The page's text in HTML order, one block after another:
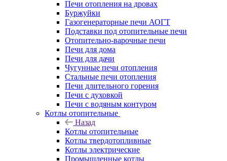
Печи отопления на дровах
Буржуйки
Газогенераторные печи АОГТ
Подставки под отопительные печи
Отопительно-варочные печи
Печи для дома
Печи для дачи
Чугунные печи отопления
Стальные печи отопления
Печи длительного горения
Печи с духовкой
Печи с водяным контуром
Котлы отопительные
Назад
Котлы отопительные
Котлы твердотопливные
Котлы электрические
Промышленные котлы